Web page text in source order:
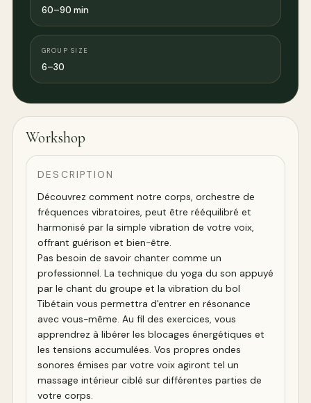
60–90 min
GROUP SIZE
6–30
Workshop
DESCRIPTION
Découvrez comment notre corps, orchestre de
fréquences vibratoires, peut être rééquilibré et
harmonisé par la simple vibration de votre voix,
offrant guérison et bien-être.
Pas besoin de savoir chanter comme un
professionnel. La technique du yoga du son appuyé
par le chant du groupe et la vibration du bol
Tibétain vous permettra d'entrer en résonance
avec vous-même. Au fil des exercices, vous
apprendrez à libérer les blocages énergétiques et
les tensions accumulées. Vos propres ondes
sonores émises par votre voix agiront tel un
massage intérieur ciblé sur différentes parties de
votre corps.